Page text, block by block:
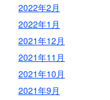
2022年2月
2022年1月
2021年12月
2021年11月
2021年10月
2021年9月